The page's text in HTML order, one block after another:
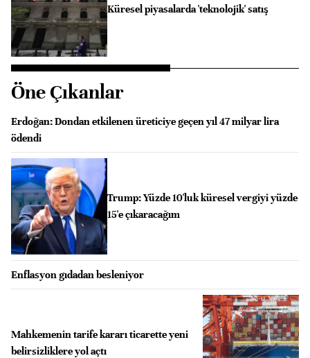
Küresel piyasalarda 'teknolojik' satış
Öne Çıkanlar
Erdoğan: Dondan etkilenen üreticiye geçen yıl 47 milyar lira
ödendi
Trump: Yüzde 10'luk küresel vergiyi yüzde
15'e çıkaracağım
Enflasyon gıdadan besleniyor
Mahkemenin tarife kararı ticarette yeni
belirsizliklere yol açtı